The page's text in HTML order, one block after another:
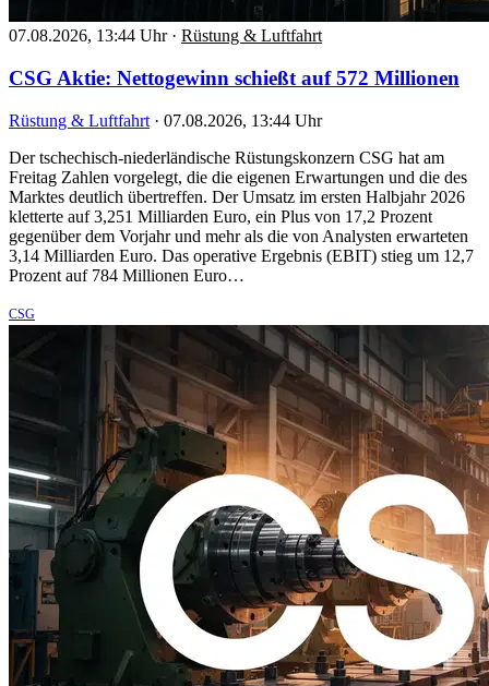
07.08.2026, 13:44 Uhr · Rüstung & Luftfahrt
CSG Aktie: Nettogewinn schießt auf 572 Millionen
Rüstung & Luftfahrt · 07.08.2026, 13:44 Uhr
Der tschechisch-niederländische Rüstungskonzern CSG hat am
Freitag Zahlen vorgelegt, die die eigenen Erwartungen und die des
Marktes deutlich übertreffen. Der Umsatz im ersten Halbjahr 2026
kletterte auf 3,251 Milliarden Euro, ein Plus von 17,2 Prozent
gegenüber dem Vorjahr und mehr als die von Analysten erwarteten
3,14 Milliarden Euro. Das operative Ergebnis (EBIT) stieg um 12,7
Prozent auf 784 Millionen Euro…
CSG